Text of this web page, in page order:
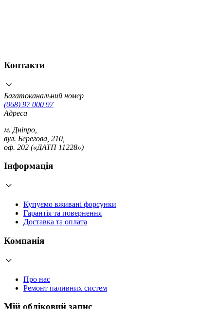
Контакти
Багатоканальний номер
(068) 97 000 97
Адреса
м. Дніпро,
вул. Берегова, 210,
оф. 202 («ДАТП 11228»)
Інформація
Купуємо вживані форсунки
Гарантія та повернення
Доставка та оплата
Компанія
Про нас
Ремонт паливних систем
Мій обліковий запис